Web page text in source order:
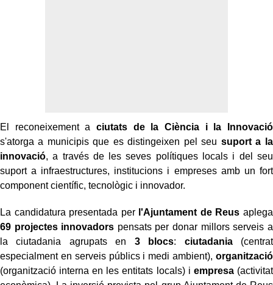
El reconeixement a ciutats de la Ciència i la Innovació
s'atorga a municipis que es distingeixen pel seu suport a la
innovació, a través de les seves polítiques locals i del seu
suport a infraestructures, institucions i empreses amb un fort
component científic, tecnològic i innovador.
La candidatura presentada per l'Ajuntament de Reus aplega
69 projectes innovadors pensats per donar millors serveis a
la ciutadania agrupats en 3 blocs: ciutadania(centrat
especialment en serveis públics i medi ambient), organització
(organització interna en les entitats locals) i empresa(activitat